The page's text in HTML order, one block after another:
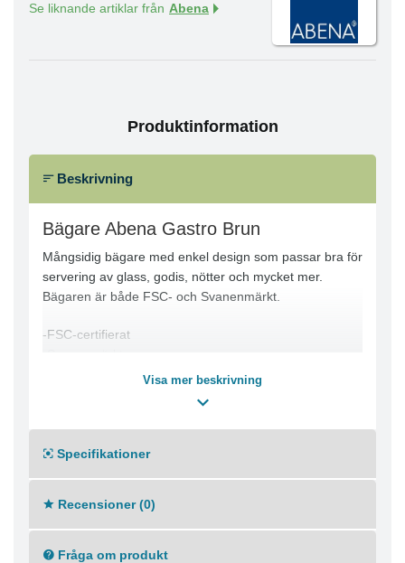
Se liknande artiklar från Abena
Produktinformation
Beskrivning
Bägare Abena Gastro Brun
Mångsidig bägare med enkel design som passar bra för
servering av glass, godis, nötter och mycket mer.
Bägaren är både FSC- och Svanenmärkt.
-FSC-certifierat
-Volym: 140 ml, 170 mlVisa mer beskrivning
Specifikationer
Recensioner (0)
Fråga om produkt